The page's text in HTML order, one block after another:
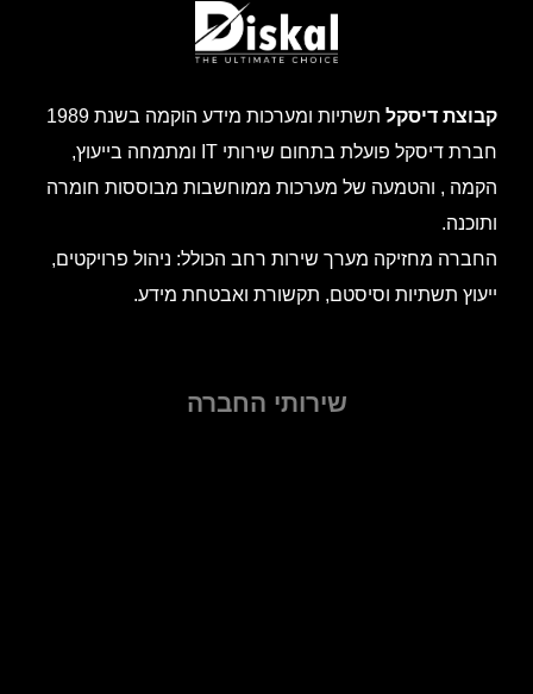
קבוצת דיסקל
תשתיות ומערכות מידע הוקמה בשנת 1989
חברת דיסקל פועלת בתחום שירותי IT ומתמחה בייעוץ,
הקמה , והטמעה של מערכות ממוחשבות מבוססות חומרה
ותוכנה.
החברה מחזיקה מערך שירות רחב הכולל: ניהול פרויקטים,
ייעוץ תשתיות וסיסטם, תקשורת ואבטחת מידע.
שירותי החברה